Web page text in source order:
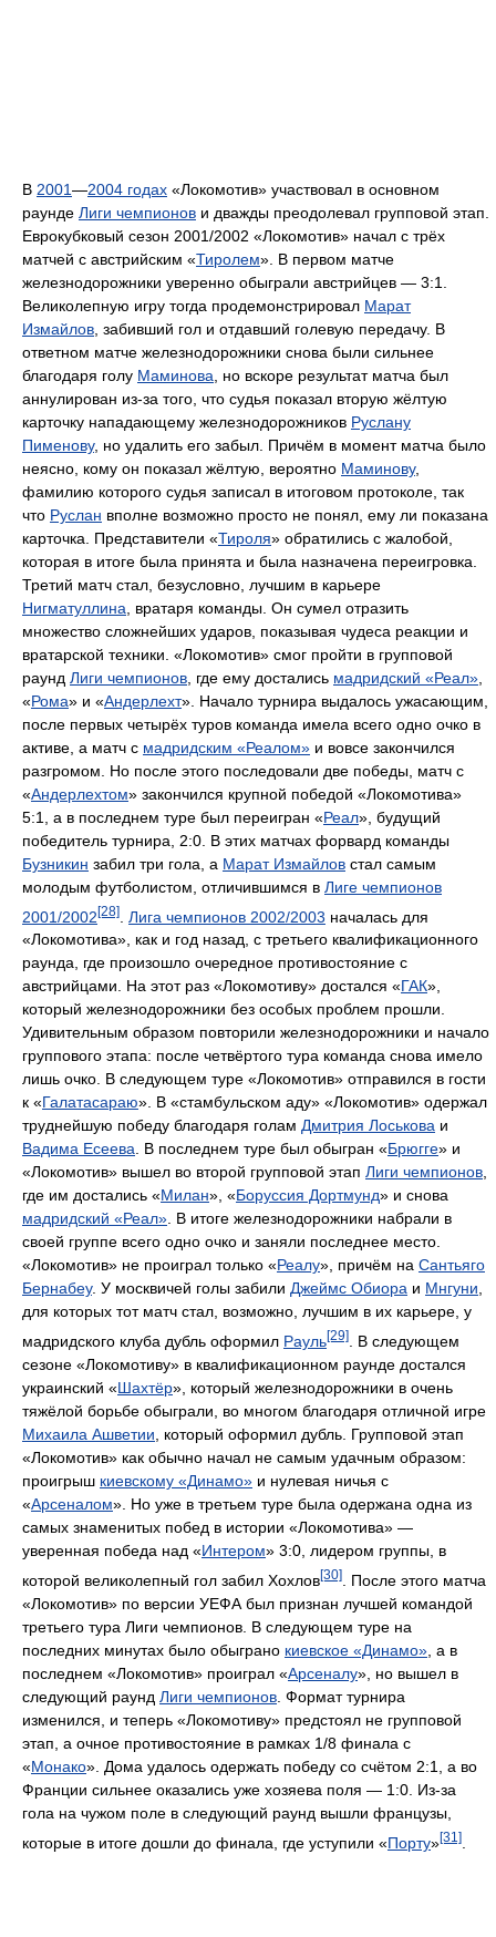
В 2001—2004 годах «Локомотив» участвовал в основном
раунде Лиги чемпионов и дважды преодолевал групповой этап.
Еврокубковый сезон 2001/2002 «Локомотив» начал с трёх
матчей с австрийским «Тиролем». В первом матче
железнодорожники уверенно обыграли австрийцев — 3:1.
Великолепную игру тогда продемонстрировал Марат
Измайлов , забивший гол и отдавший голевую передачу. В
ответном матче железнодорожники снова были сильнее
благодаря голу Маминова , но вскоре результат матча был
аннулирован из-за того, что судья показал вторую жёлтую
карточку нападающему железнодорожников Руслану
Пименову, но удалить его забыл. Причём в момент матча было
неясно, кому он показал жёлтую, вероятно Маминову,
фамилию которого судья записал в итоговом протоколе, так
что Руслан вполне возможно просто не понял, ему ли показана
карточка. Представители «Тироля» обратились с жалобой,
которая в итоге была принята и была назначена переигровка.
Третий матч стал, безусловно, лучшим в карьере
Нигматуллина , вратаря команды. Он сумел отразить
множество сложнейших ударов, показывая чудеса реакции и
вратарской техники. «Локомотив» смог пройти в групповой
раунд Лиги чемпионов , где ему достались мадридский «Реал»
«Рома» и «Андерлехт». Начало турнира выдалось ужасающим,
после первых четырёх туров команда имела всего одно очко в
активе, а матч с мадридским «Реалом» и вовсе закончился
разгромом. Но после этого последовали две победы, матч с
«Андерлехтом» закончился крупной победой «Локомотива»
5:1, а в последнем туре был переигран «Реал», будущий
победитель турнира, 2:0. В этих матчах форвард команды
Бузникин забил три гола, а Марат Измайлов стал самым
молодым футболистом, отличившимся в Лиге чемпионов
2001/2002[28] Лига чемпионов 2002/2003 началась для
«Локомотива», как и год назад, с третьего квалификационного
раунда, где произошло очередное противостояние с
австрийцами. На этот раз «Локомотиву» достался «ГАК»,
который железнодорожники без особых проблем прошли.
Удивительным образом повторили железнодорожники и начало
группового этапа: после четвёртого тура команда снова имело
лишь очко. В следующем туре «Локомотив» отправился в гости
к «Галатасараю». В «стамбульском аду» «Локомотив» одержал
труднейшую победу благодаря голам Дмитрия Лоськова и
Вадима Есеева. В последнем туре был обыгран «Брюгге» и
«Локомотив» вышел во второй групповой этап Лиги чемпионов,
где им достались «Милан», «Боруссия Дортмунд» и снова
мадридский «Реал». В итоге железнодорожники набрали в
своей группе всего одно очко и заняли последнее место.
«Локомотив» не проиграл только «Реалу», причём на Сантьяго
Бернабеу. У москвичей голы забили Джеймс Обиора и Мнгуни,
для которых тот матч стал, возможно, лучшим в их карьере, у
мадридского клуба дубль оформил Рауль[29]
. В следующем
сезоне «Локомотиву» в квалификационном раунде достался
украинский «Шахтёр», который железнодорожники в очень
тяжёлой борьбе обыграли, во многом благодаря отличной игре
Михаила Ашветии , который оформил дубль. Групповой этап
«Локомотив» как обычно начал не самым удачным образом:
проигрыш киевскому «Динамо» и нулевая ничья с
«Арсеналом». Но уже в третьем туре была одержана одна из
самых знаменитых побед в истории «Локомотива» —
уверенная победа над «Интером» 3:0, лидером группы, в
которой великолепный гол забил Хохлов[30]
. После этого матча
«Локомотив» по версии УЕФА был признан лучшей командой
третьего тура Лиги чемпионов. В следующем туре на
последних минутах было обыграно киевское «Динамо» , а в
последнем «Локомотив» проиграл «Арсеналу», но вышел в
следующий раунд Лиги чемпионов . Формат турнира
изменился, и теперь «Локомотиву» предстоял не групповой
этап, а очное противостояние в рамках 1/8 финала с
«Монако». Дома удалось одержать победу со счётом 2:1, а во
Франции сильнее оказались уже хозяева поля — 1:0. Из-за
гола на чужом поле в следующий раунд вышли французы,
которые в итоге дошли до финала, где уступили «Порту»[31]